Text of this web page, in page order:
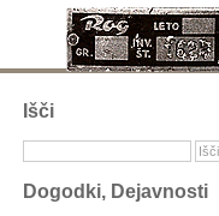
Išči
Dogodki, Dejavnosti